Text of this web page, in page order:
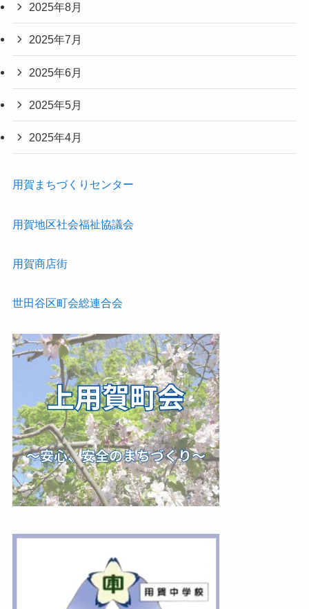
2025年8月
2025年7月
2025年6月
2025年5月
2025年4月
用賀まちづくりセンター
用賀地区社会福祉協議会
用賀商店街
世田谷区町会総連合会